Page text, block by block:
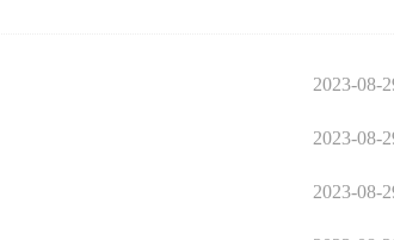
2023-08-
2023-08-
2023-08-